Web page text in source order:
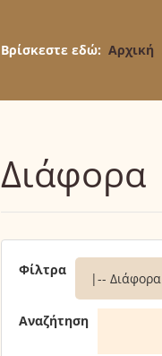
Βρίσκεστε εδώ: Αρχική
Διάφορα
Φίλτρα
Αναζήτηση